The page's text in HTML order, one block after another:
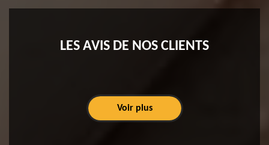
LES AVIS DE NOS CLIENTS
Voir plus